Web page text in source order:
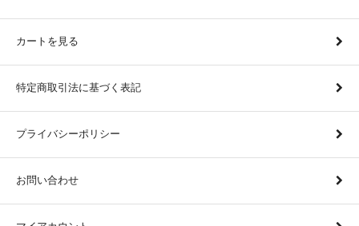
カートを見る
特定商取引法に基づく表記
プライバシーポリシー
お問い合わせ